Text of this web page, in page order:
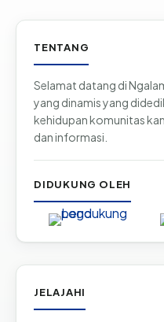
TENTANG
Selamat datang di
yang dinamis yang
kehidupan komunitas
dan informasi.
DIDUKUNG OLEH
JELAJAHI